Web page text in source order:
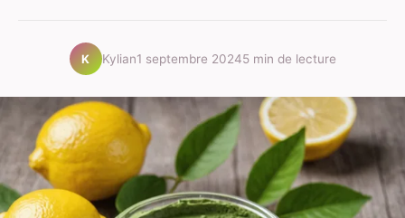
K Kylian1 septembre 20245 min de lecture